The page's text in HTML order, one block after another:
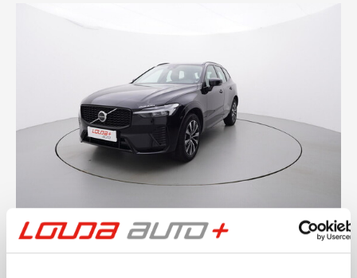
Ročník2024
VOLVO XC60 Plus Dark 2.0 B4 145 kW